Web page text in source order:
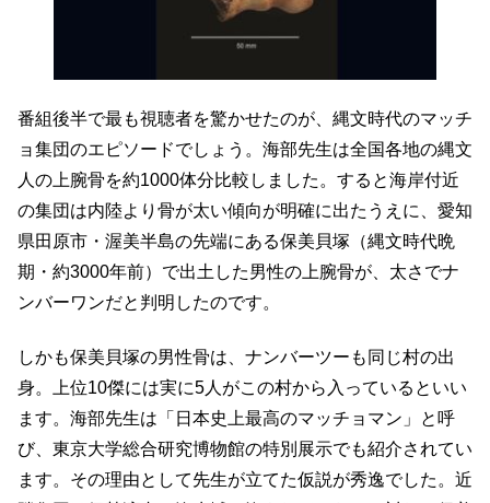
番組後半で最も視聴者を驚かせたのが、縄文時代のマッチ
ョ集団のエピソードでしょう。海部先生は全国各地の縄文
人の上腕骨を約1000体分比較しました。すると海岸付近
の集団は内陸より骨が太い傾向が明確に出たうえに、愛知
県田原市・渥美半島の先端にある保美貝塚（縄文時代晩
期・約3000年前）で出土した男性の上腕骨が、太さでナ
ンバーワンだと判明したのです。
しかも保美貝塚の男性骨は、ナンバーツーも同じ村の出
身。上位10傑には実に5人がこの村から入っているといい
ます。海部先生は「日本史上最高のマッチョマン」と呼
び、東京大学総合研究博物館の特別展示でも紹介されてい
ます。その理由として先生が立てた仮説が秀逸でした。近